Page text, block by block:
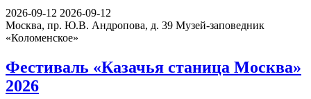
2026-09-12 2026-09-12
Москва, пр. Ю.В. Андропова, д. 39 Музей-заповедник
«Коломенское»
Фестиваль «Казачья станица Москва»
2026